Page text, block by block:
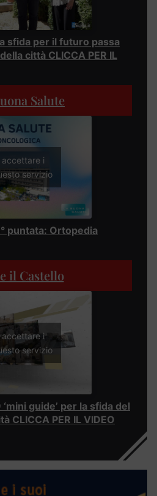
sfida per il futuro passa
città CLICCA PER IL
Salute
accettare i
servizio
puntata: Ortopedia
il Castello
accettare i
servizio
guide’ per la sfida del
CLICCA PER IL VIDEO